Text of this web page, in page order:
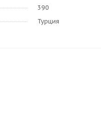
390
Турция